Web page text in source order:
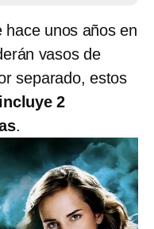
hace unos años en
vasos de
separado, estos
incluye 2
.